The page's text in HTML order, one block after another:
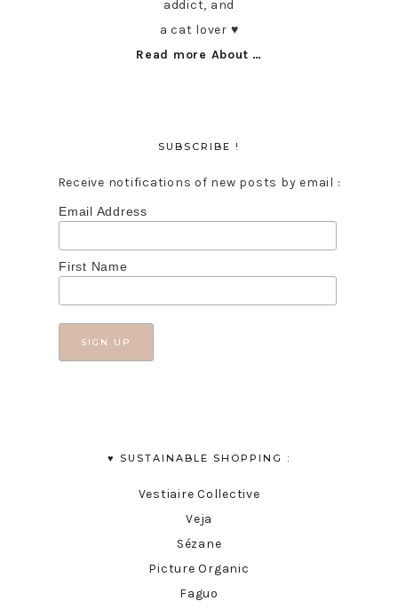
addict, and
a cat lover ♥︎
Read more About …
SUBSCRIBE !
Receive notifications of new posts by email :
Email Address
First Name
♥︎ SUSTAINABLE SHOPPING :
Vestiaire Collective
Veja
Sézane
Picture Organic
Faguo